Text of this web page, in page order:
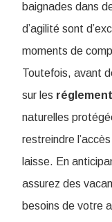
baignades dans
d’agilité sont
moments de
Toutefois, avant
sur les
naturelles
restreindre
laisse. En
assurez des
besoins de votre